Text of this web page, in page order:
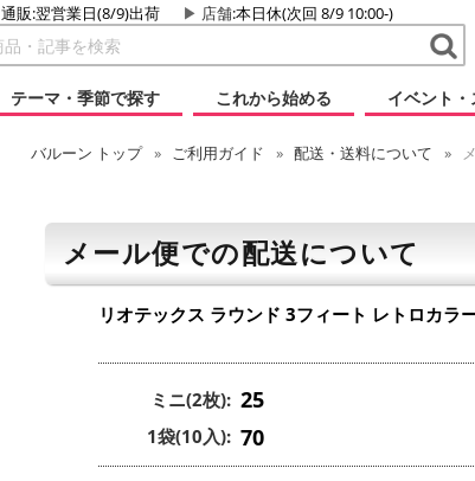
通販:翌営業日(8/9)出荷 店舗:本日休(次回 8/9 10:00-)
テーマ・季節で探す
これから始める イベント
バルーン トップ ご利用ガイド 配送・送料について
メール便での配送について
リオテックス ラウンド 3フィート レトロカラ
ミニ(2枚): 25
1袋(10入): 70